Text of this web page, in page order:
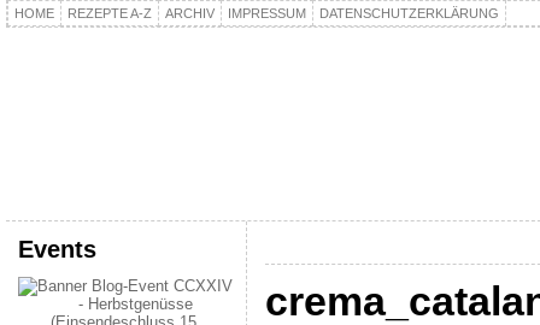
HOME REZEPTE A-Z ARCHIV IMPRESSUM DATENSCHUTZERKLÄRUNG
Events